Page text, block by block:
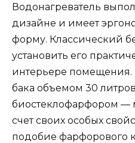
Водонагреватель
дизайне и имеет
форму. Классический
установить его
интерьере помещения.
бака объемом 30
биостеклофарфором —
счет своих особых
подобие фарфорового